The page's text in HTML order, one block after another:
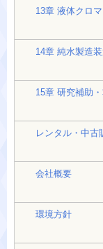
13章 液体クロ
14章 純水製造
15章 研究補助
レンタル・中古
会社概要
環境方針